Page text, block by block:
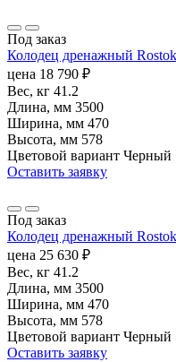
Под заказ
Колодец дренажный
цена 18 790 ₽
Вес, кг 41.2
Длина, мм 3500
Ширина, мм 470
Высота, мм 578
Цветовой вариант Черный
Оставить заявку
Под заказ
Колодец дренажный
цена 25 630 ₽
Вес, кг 41.2
Длина, мм 3500
Ширина, мм 470
Высота, мм 578
Цветовой вариант Черный
Оставить заявку